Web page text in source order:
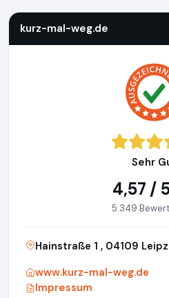
kurz-mal-weg.de
Sehr
4,57 /
5.349
Hainstraße 1 , 04109
www.kurz-mal-weg.de
Impressum